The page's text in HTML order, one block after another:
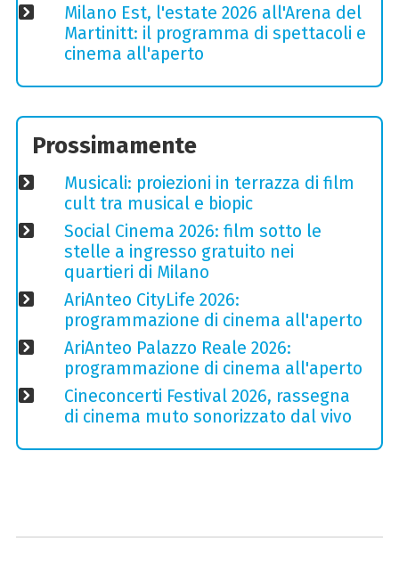
Milano Est, l'estate 2026 all'Arena del
Martinitt: il programma di spettacoli e
cinema all'aperto
Prossimamente
Musicali: proiezioni in terrazza di film
cult tra musical e biopic
Social Cinema 2026: film sotto le
stelle a ingresso gratuito nei
quartieri di Milano
AriAnteo CityLife 2026:
programmazione di cinema all'aperto
AriAnteo Palazzo Reale 2026:
programmazione di cinema all'aperto
Cineconcerti Festival 2026, rassegna
di cinema muto sonorizzato dal vivo